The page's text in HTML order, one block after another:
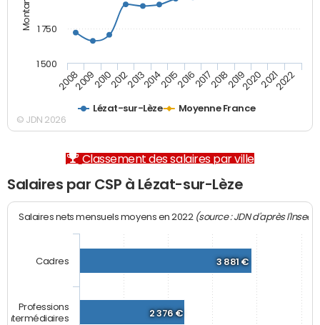
Lézat-sur-Lèze Moyenne France
20082009201020122013201420152016201720182019202020212022
1 500
1 750
© JDN 2026
Classement des salaires par ville
Salaires par CSP à Lézat-sur-Lèze
Salaires nets mensuels moyens en 2022 (source : JDN d'après l'Insee)
3 881 €
2 376 €
Cadres
Professions
intermédiaires